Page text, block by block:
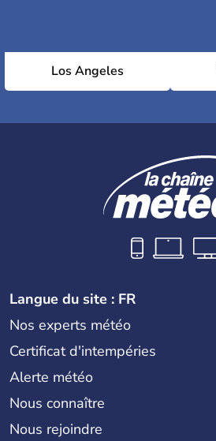
Los Angeles
Langue du site : FR
Nos experts météo
Certificat d'intempéries
Alerte météo
Nous connaître
Nous rejoindre